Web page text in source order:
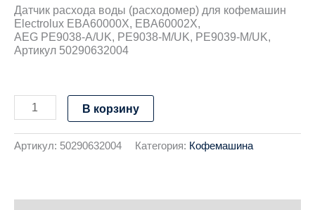
Датчик расхода воды (расходомер) для кофемашин
Electrolux EBA60000X, EBA60002X,
AEG PE9038-A/UK, PE9038-M/UK, PE9039-M/UK,
Артикул 50290632004
В корзину
Артикул: 50290632004 Категория: Кофемашина